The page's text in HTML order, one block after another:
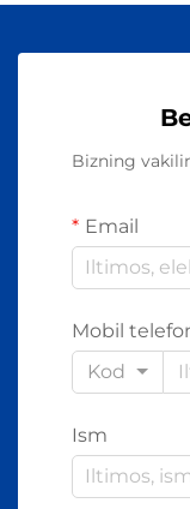
Bizning
Email
Mobil
Kod
Ism